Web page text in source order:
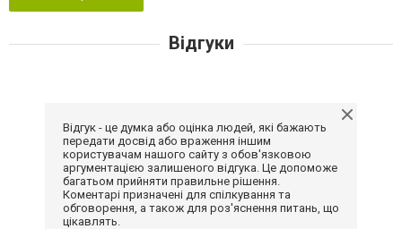
Відгуки
Відгук - це думка або оцінка людей, які бажають
передати досвід або враження іншим
користувачам нашого сайту з обов'язковою
аргументацією залишеного відгука. Це допоможе
багатьом прийняти правильне рішення.
Коментарі призначені для спілкування та
обговорення, а також для роз'яснення питань, що
цікавлять.